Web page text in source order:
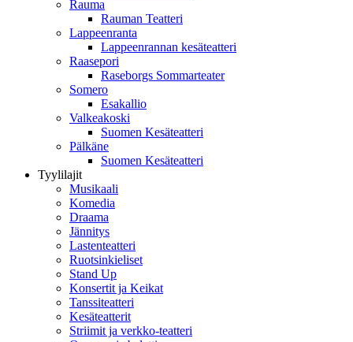
Rauma
Rauman Teatteri
Lappeenranta
Lappeenrannan kesäteatteri
Raasepori
Raseborgs Sommarteater
Somero
Esakallio
Valkeakoski
Suomen Kesäteatteri
Pälkäne
Suomen Kesäteatteri
Tyylilajit
Musikaali
Komedia
Draama
Jännitys
Lastenteatteri
Ruotsinkieliset
Stand Up
Konsertit ja Keikat
Tanssiteatteri
Kesäteatterit
Striimit ja verkko-teatteri